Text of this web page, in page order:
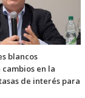
blancos
en la
de interés para